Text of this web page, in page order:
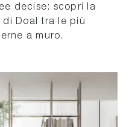
decise: scopri la
di Doal tra le più
a muro.